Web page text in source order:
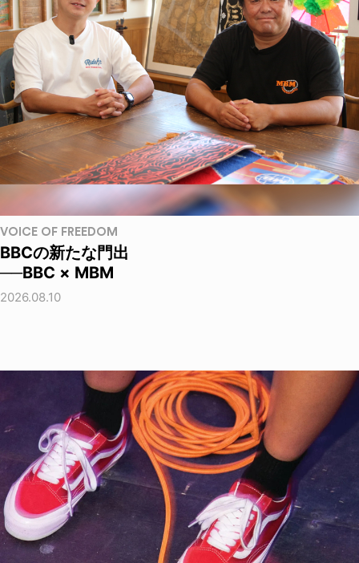
VOICE OF FREEDOM
BBCの新たな門出
──BBC × MBM
2026.08.10